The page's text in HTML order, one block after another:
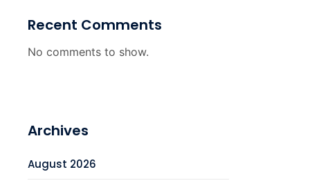
Recent Comments
No comments to show.
Archives
August 2026